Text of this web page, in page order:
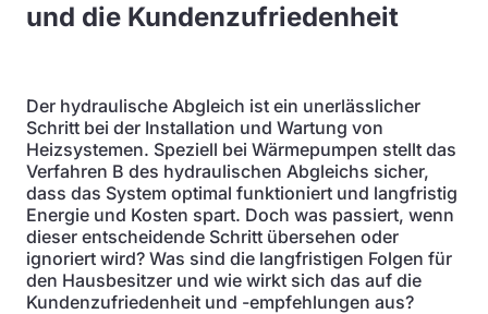
und die Kundenzufriedenheit
Der hydraulische Abgleich ist ein unerlässlicher
Schritt bei der Installation und Wartung von
Heizsystemen. Speziell bei Wärmepumpen stellt das
Verfahren B des hydraulischen Abgleichs sicher,
dass das System optimal funktioniert und langfristig
Energie und Kosten spart. Doch was passiert, wenn
dieser entscheidende Schritt übersehen oder
ignoriert wird? Was sind die langfristigen Folgen für
den Hausbesitzer und wie wirkt sich das auf die
Kundenzufriedenheit und -empfehlungen aus?